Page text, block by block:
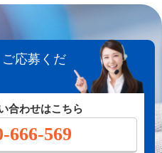
応募くだ
合わせはこちら
666-569